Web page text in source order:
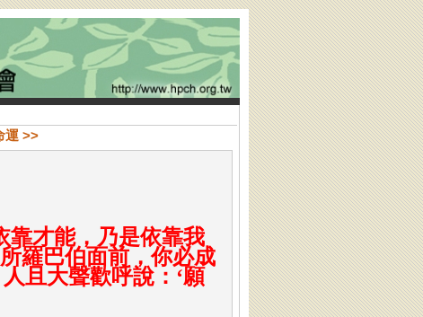
運 >>
靠才能，乃是依靠我
羅巴伯面前，你必成
且大聲歡呼說：‘願